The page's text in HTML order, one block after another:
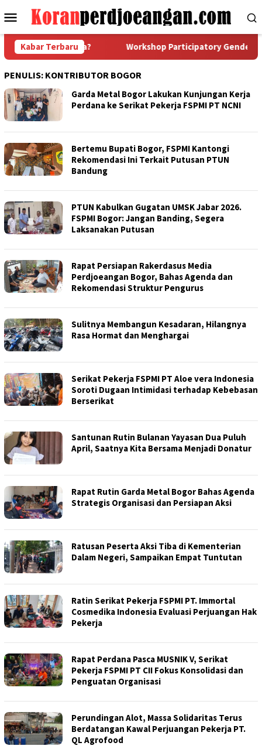
ke
Menu
Mobile
Kabar Terbaru
PHK, Idealnya? Workshop Participatory Gender
PENULIS: KONTRIBUTOR BOGOR
Garda Metal Bogor Lakukan Kunjungan Kerja
Perdana ke Serikat Pekerja FSPMI PT NCNI
Bertemu Bupati Bogor, FSPMI Kantongi
Rekomendasi Ini Terkait Putusan PTUN
Bandung
PTUN Kabulkan Gugatan UMSK Jabar 2026.
FSPMI Bogor: Jangan Banding, Segera
Laksanakan Putusan
Rapat Persiapan Rakerdasus Media
Perdjoeangan Bogor, Bahas Agenda dan
Rekomendasi Struktur Pengurus
Sulitnya Membangun Kesadaran, Hilangnya
Rasa Hormat dan Menghargai
Serikat Pekerja FSPMI PT Aloe vera Indonesia
Soroti Dugaan Intimidasi terhadap Kebebasan
Berserikat
Santunan Rutin Bulanan Yayasan Dua Puluh
April, Saatnya Kita Bersama Menjadi Donatur
Rapat Rutin Garda Metal Bogor Bahas Agenda
Strategis Organisasi dan Persiapan Aksi
Ratusan Peserta Aksi Tiba di Kementerian
Dalam Negeri, Sampaikan Empat Tuntutan
Ratin Serikat Pekerja FSPMI PT. Immortal
Cosmedika Indonesia Evaluasi Perjuangan Hak
Pekerja
Rapat Perdana Pasca MUSNIK V, Serikat
Pekerja FSPMI PT CII Fokus Konsolidasi dan
Penguatan Organisasi
Perundingan Alot, Massa Solidaritas Terus
Berdatangan Kawal Perjuangan Pekerja PT.
QL Agrofood